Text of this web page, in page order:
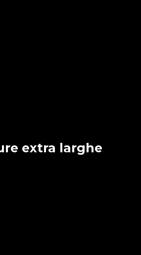
extra larghe